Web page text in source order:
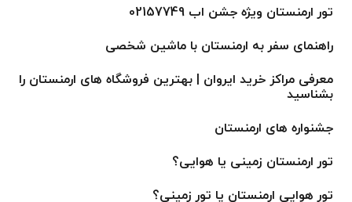
تور ارمنستان ویژه جشن اب 02157749
راهنمای سفر به ارمنستان با ماشین شخصی
معرفی مراکز خرید ایروان | بهترین فروشگاه های ارمنستان را
بشناسید
جشنواره های ارمنستان
تور ارمنستان زمینی یا هوایی؟
تور هوایی ارمنستان یا تور زمینی؟